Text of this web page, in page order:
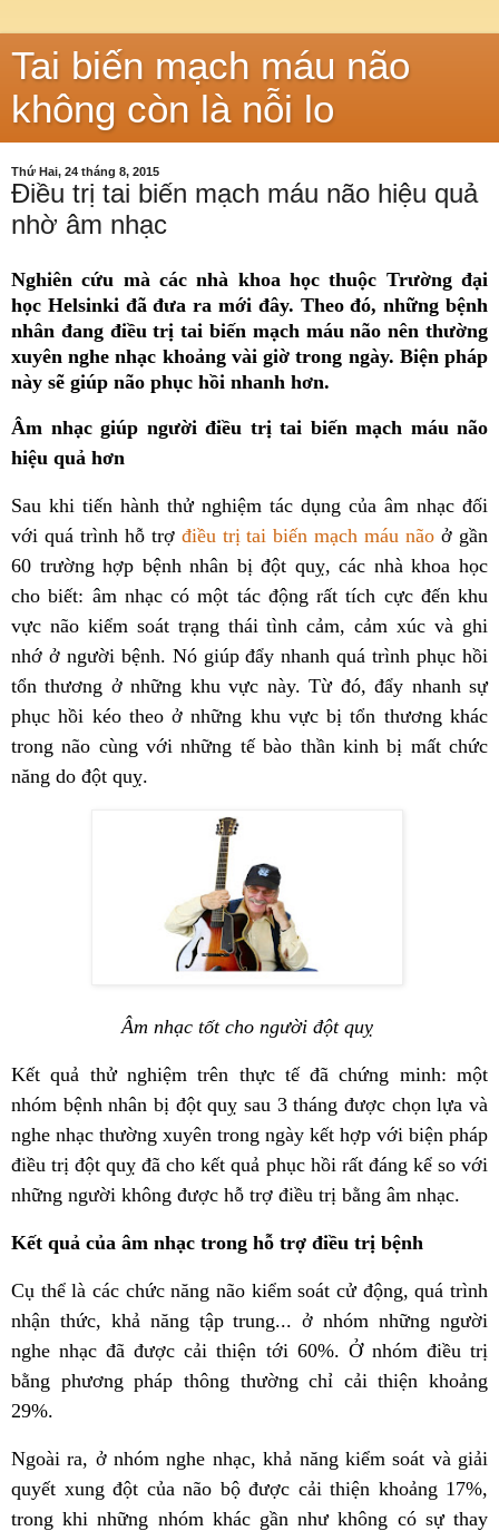
Tai biến mạch máu não
không còn là nỗi lo
Thứ Hai, 24 tháng 8, 2015
Điều trị tai biến mạch máu não hiệu quả
nhờ âm nhạc
Nghiên cứu mà các nhà khoa học thuộc Trường đại
học Helsinki đã đưa ra mới đây. Theo đó, những bệnh
nhân đang điều trị tai biến mạch máu não nên thường
xuyên nghe nhạc khoảng vài giờ trong ngày. Biện pháp
này sẽ giúp não phục hồi nhanh hơn.
Âm nhạc giúp người điều trị tai biến mạch máu não
hiệu quả hơn
Sau khi tiến hành thử nghiệm tác dụng của âm nhạc đối
với quá trình hỗ trợ điều trị tai biến mạch máu não ở gần
60 trường hợp bệnh nhân bị đột quỵ, các nhà khoa học
cho biết: âm nhạc có một tác động rất tích cực đến khu
vực não kiểm soát trạng thái tình cảm, cảm xúc và ghi
nhớ ở người bệnh. Nó giúp đẩy nhanh quá trình phục hồi
tổn thương ở những khu vực này. Từ đó, đẩy nhanh sự
phục hồi kéo theo ở những khu vực bị tổn thương khác
trong não cùng với những tế bào thần kinh bị mất chức
năng do đột quỵ.
Âm nhạc tốt cho người đột quỵ
Kết quả thử nghiệm trên thực tế đã chứng minh: một
nhóm bệnh nhân bị đột quỵ sau 3 tháng được chọn lựa và
nghe nhạc thường xuyên trong ngày kết hợp với biện pháp
điều trị đột quỵ đã cho kết quả phục hồi rất đáng kể so với
những người không được hỗ trợ điều trị bằng âm nhạc.
Kết quả của âm nhạc trong hỗ trợ điều trị bệnh
Cụ thể là các chức năng não kiểm soát cử động, quá trình
nhận thức, khả năng tập trung... ở nhóm những người
nghe nhạc đã được cải thiện tới 60%. Ở nhóm điều trị
bằng phương pháp thông thường chỉ cải thiện khoảng
29%.
Ngoài ra, ở nhóm nghe nhạc, khả năng kiểm soát và giải
quyết xung đột của não bộ được cải thiện khoảng 17%,
trong khi những nhóm khác gần như không có sự thay